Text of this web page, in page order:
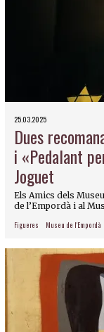
25.03.2025
Dues
i «Pedalant
Joguet
Els Amics dels
de l’Empordà i al
Figueres Museu de l'Empordà